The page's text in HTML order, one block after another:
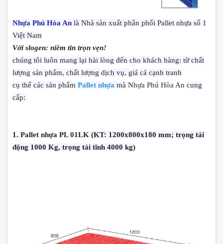
Nhựa Phú Hòa An là Nhà sản xuất phân phối Pallet nhựa số 1
Việt Nam
Với slogen: niềm tin trọn vẹn!
chúng tôi luôn mang lại hài lòng đến cho khách hàng: từ chất
lượng sản phẩm, chất lượng dịch vụ, giá cả cạnh tranh
cụ thể các sản phẩm Pallet nhựa mà Nhựa Phú Hòa An cung
cấp:
1. Pallet nhựa PL 01LK (KT: 1200x800x180 mm; trọng tải
động 1000 Kg, trọng tải tĩnh 4000 kg)